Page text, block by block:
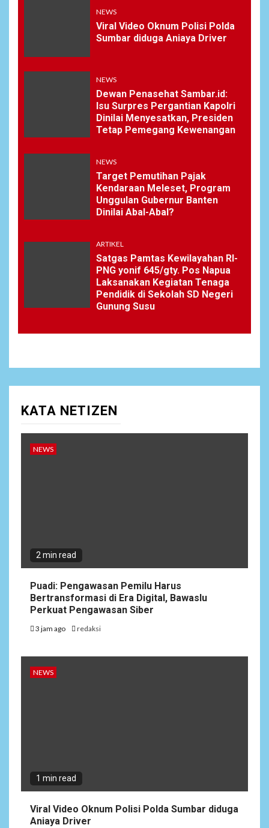
NEWS
Viral Video Oknum Polisi Polda
Sumbar diduga Aniaya Driver
NEWS
Dewan Penasehat Sambar.id:
Isu Surpres Pergantian Kapolri
Dinilai Menyesatkan, Presiden
Tetap Pemegang Kewenangan
NEWS
Target Pemutihan Pajak
Kendaraan Meleset, Program
Unggulan Gubernur Banten
Dinilai Abal-Abal?
ARTIKEL
Satgas Pamtas Kewilayahan RI-
PNG yonif 645/gty. Pos Napua
Laksanakan Kegiatan Tenaga
Pendidik di Sekolah SD Negeri
Gunung Susu
KATA NETIZEN
NEWS
2 min read
Puadi: Pengawasan Pemilu Harus
Bertransformasi di Era Digital, Bawaslu
Perkuat Pengawasan Siber
3 jam ago redaksi
NEWS
1 min read
Viral Video Oknum Polisi Polda Sumbar diduga
Aniaya Driver